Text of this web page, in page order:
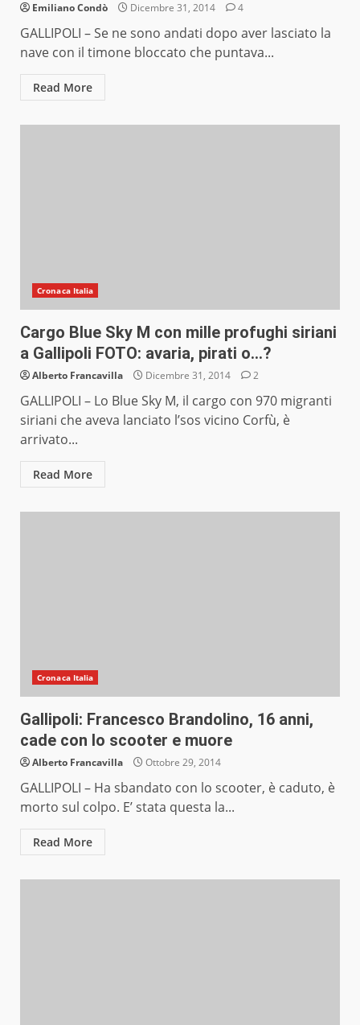
Emiliano Condò Dicembre 31, 2014 4
GALLIPOLI – Se ne sono andati dopo aver lasciato la
nave con il timone bloccato che puntava...
Read More
Cronaca Italia
Cargo Blue Sky M con mille profughi siriani
a Gallipoli FOTO: avaria, pirati o…?
Alberto Francavilla Dicembre 31, 2014 2
GALLIPOLI – Lo Blue Sky M, il cargo con 970 migranti
siriani che aveva lanciato l’sos vicino Corfù, è
arrivato...
Read More
Cronaca Italia
Gallipoli: Francesco Brandolino, 16 anni,
cade con lo scooter e muore
Alberto Francavilla Ottobre 29, 2014
GALLIPOLI – Ha sbandato con lo scooter, è caduto, è
morto sul colpo. E’ stata questa la...
Read More